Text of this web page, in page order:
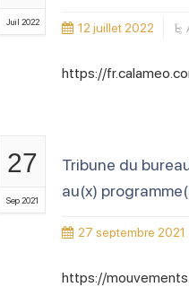
Juil 2022 12 juillet 2022
https://
27
Sep 2021
Tribune du
au(x)
27 septembre 2021
https://